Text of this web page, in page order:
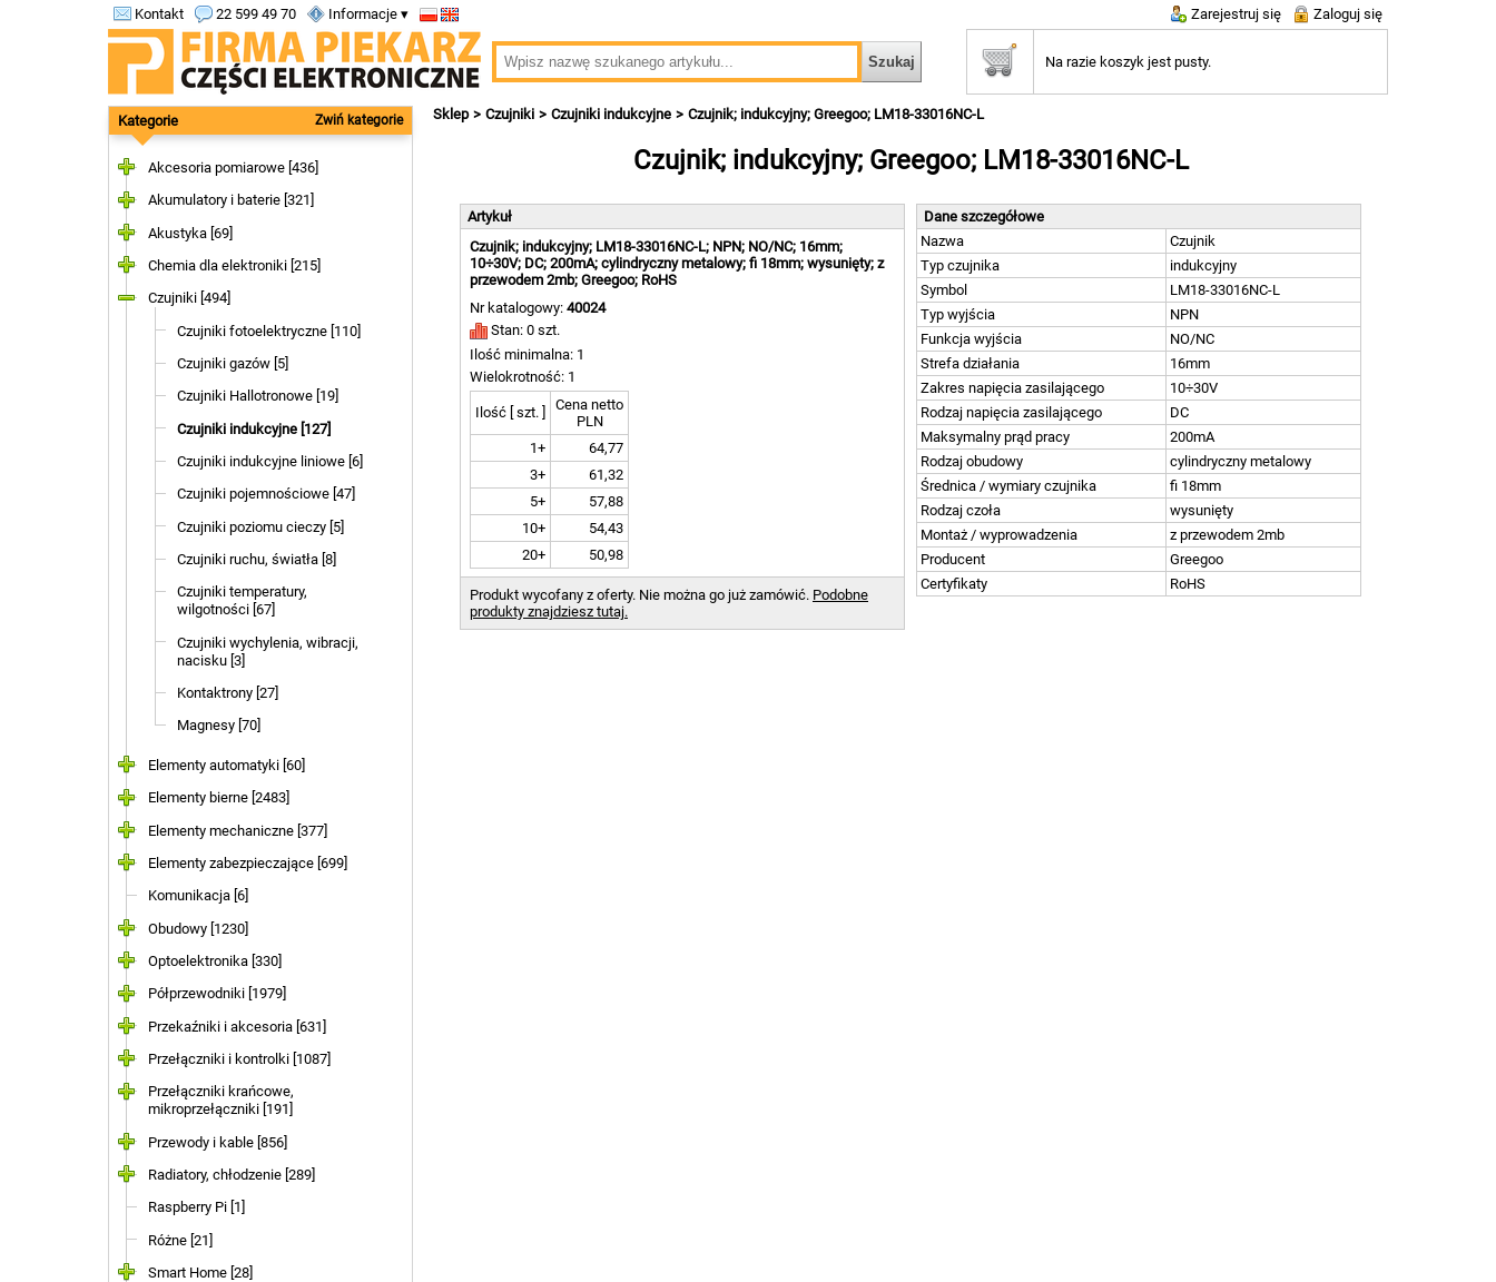
Kontakt 22 599 49 70 Informacje ▾ Zarejestruj się Zaloguj się
Na razie koszyk jest pusty.
Kategorie Zwiń kategorie
Akcesoria pomiarowe [436]
Akumulatory i baterie [321]
Akustyka [69]
Chemia dla elektroniki [215]
Czujniki [494]
Czujniki fotoelektryczne [110]
Czujniki gazów [5]
Czujniki Hallotronowe [19]
Czujniki indukcyjne [127]
Czujniki indukcyjne liniowe [6]
Czujniki pojemnościowe [47]
Czujniki poziomu cieczy [5]
Czujniki ruchu, światła [8]
Czujniki temperatury,
wilgotności [67]
Czujniki wychylenia, wibracji,
nacisku [3]
Kontaktrony [27]
Magnesy [70]
Elementy automatyki [60]
Elementy bierne [2483]
Elementy mechaniczne [377]
Elementy zabezpieczające [699]
Komunikacja [6]
Obudowy [1230]
Optoelektronika [330]
Półprzewodniki [1979]
Przekaźniki i akcesoria [631]
Przełączniki i kontrolki [1087]
Przełączniki krańcowe,
mikroprzełączniki [191]
Przewody i kable [856]
Radiatory, chłodzenie [289]
Raspberry Pi [1]
Różne [21]
Smart Home [28]
Sklep Czujniki Czujniki indukcyjne Czujnik; indukcyjny; Greegoo; LM18-33016NC-L
Czujnik; indukcyjny; Greegoo; LM18-33016NC-L
Artykuł
Czujnik; indukcyjny; LM18-33016NC-L; NPN; NO/NC; 16mm;
10÷30V; DC; 200mA; cylindryczny metalowy; fi 18mm; wysunięty; z
przewodem 2mb; Greegoo; RoHS
Nr katalogowy: 40024
Stan: 0 szt.
Ilość minimalna: 1
Wielokrotność: 1
Ilość [ szt. ]
Cena netto
PLN
1+
64,77
3+
61,32
5+
57,88
10+
54,43
20+
50,98
Produkt wycofany z oferty. Nie można go już zamówić. Podobne
produkty znajdziesz tutaj.
Dane szczegółowe
Nazwa
Czujnik
Typ czujnika
indukcyjny
Symbol
LM18-33016NC-L
Typ wyjścia
NPN
Funkcja wyjścia
NO/NC
Strefa działania
16mm
Zakres napięcia zasilającego
10÷30V
Rodzaj napięcia zasilającego
DC
Maksymalny prąd pracy
200mA
Rodzaj obudowy
cylindryczny metalowy
Średnica / wymiary czujnika
fi 18mm
Rodzaj czoła
wysunięty
Montaż / wyprowadzenia
z przewodem 2mb
Producent
Greegoo
Certyfikaty
RoHS